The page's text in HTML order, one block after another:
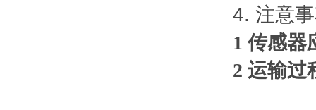
4. 注意
1 传感器
2 运输过